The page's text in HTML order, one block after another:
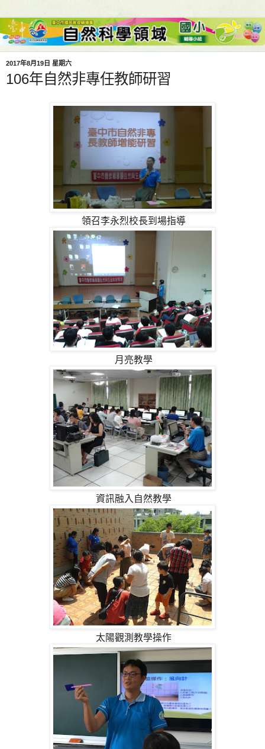
2017年8月19日 星期六
106年自然非專任教師研習
領召李永烈校長到場指導
月亮教學
資訊融入自然教學
太陽觀測教學操作